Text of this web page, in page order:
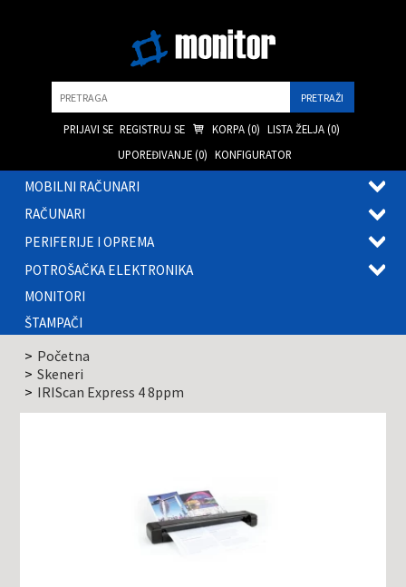
PRIJAVI SE REGISTRUJ SE KORPA (0) LISTA ŽELJA (0)
UPOREĐIVANJE (0) KONFIGURATOR
MOBILNI RAČUNARI
RAČUNARI
PERIFERIJE I OPREMA
POTROŠAČKA ELEKTRONIKA
MONITORI
ŠTAMPAČI
Početna
Skeneri
IRIScan Express 4 8ppm